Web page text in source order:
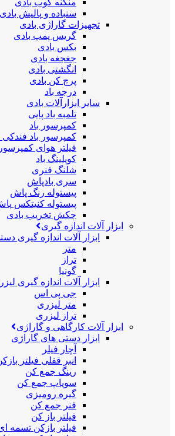
منگنه کوب بادی
سنباده و پالیش بادی
تجهیزات گاراژی بادی
گریس پمپ بادی
بکس بادی
جغجغه بادی
انگشتی بادی
پرچ کن بادی
درجه باد
سایر ابزارآلات بادی
تلمبه باد پایی
کمپرسور باد
کمپرسور باد فندکی
فیلتر هوای کمپرسور
کوپلینگ باد
شلنگ فنری
سری بادپاش
پیستوله رنگ پاش
پیستوله کنیتکس
چکش تخریب بادی
ابزار آلات اندازه گیری
ابزار آلات اندازه گیری
متر
تراز
گونیا
ابزار آلات اندازه گیری
جی پی اس
متر لیزری
تراز لیزری
ابزار آلات کارگاهی و گاراژی
ابزار دستی های گاراژی
آچار فیلر
انبر قفلی فیلتر
رینگ جمع کن
سوپاپ جمع کن
گیره رومیزی
فنر جمع کن
فیلتر باز کن
فیلتر بازکن تسمه